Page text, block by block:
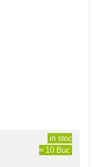
in stoc
< 10 Buc